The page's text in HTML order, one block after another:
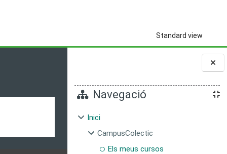
BlocsNavegació
Inici
CampusColectic
Els meus cursos
Standard view